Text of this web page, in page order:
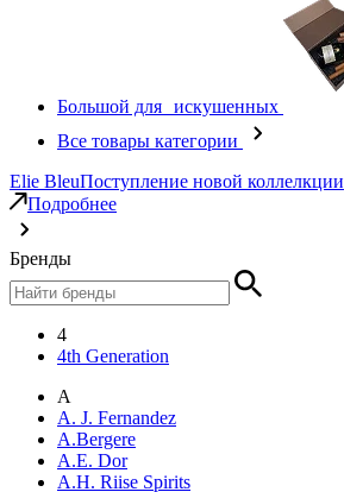
Большой для искушенных
Все товары категории
Elie BleuПоступление новой коллелкции
Подробнее
Бренды
4
4th Generation
A
A. J. Fernandez
A.Bergere
A.E. Dor
A.H. Riise Spirits